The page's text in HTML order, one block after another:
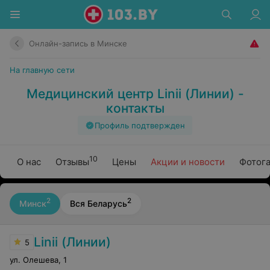
Онлайн-запись в Минске
На главную сети
Медицинский центр Linii (Линии) -
контакты
Профиль подтвержден
О нас Отзывы10 Цены Акции и новости
Минск2 Вся Беларусь2
5 Linii (Линии)
ул. Олешева 1